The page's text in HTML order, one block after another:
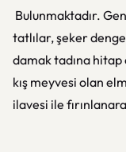
Bulunmaktadır.
tatlılar, şeker
damak tadına
kış meyvesi olan
ilavesi ile